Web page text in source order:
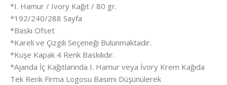
*I. Hamur / Ivory Kağıt / 80 gr.
*192/240/288 Sayfa
*Baskı Ofset
*Kareli ve Çizgili Seçeneği Bulunmaktadır.
*Kuşe Kapak 4 Renk Baskılıdır.
*Ajanda İç Kağıtlarında I. Hamur veya İvory Krem Kağıda
Tek Renk Firma Logosu Basımı Düşünülerek